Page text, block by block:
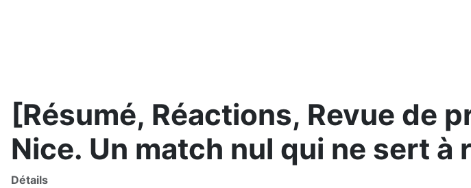
[Résumé, Réactions, Revue de
Nice. Un match nul qui ne sert à
Détails